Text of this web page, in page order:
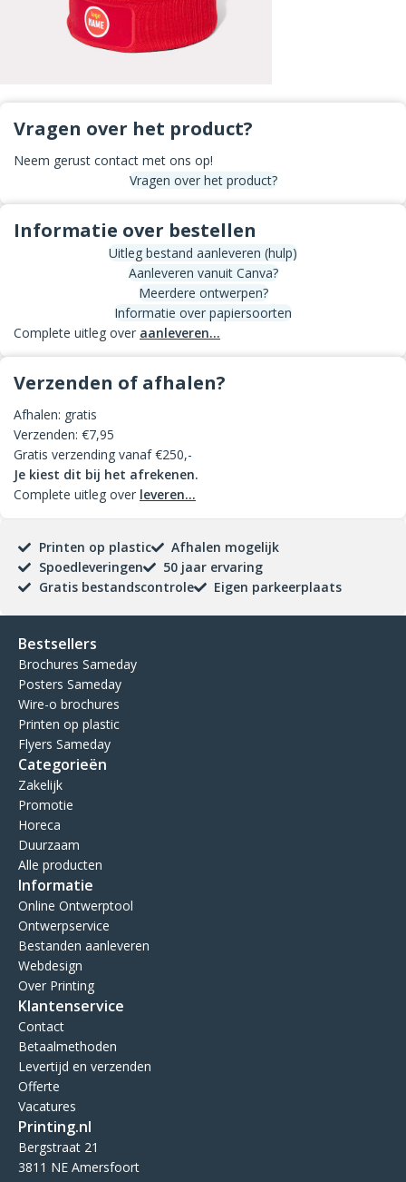
Vragen over het product?
Neem gerust contact met ons op!
Vragen over het product?
Informatie over bestellen
Uitleg bestand aanleveren (hulp)
Aanleveren vanuit Canva?
Meerdere ontwerpen?
Informatie over papiersoorten
Complete uitleg over aanleveren...
Verzenden of afhalen?
Afhalen: gratis
Verzenden: €7,95
Gratis verzending vanaf €250,-
Je kiest dit bij het afrekenen.
Complete uitleg over leveren...
Printen op plastic
Afhalen mogelijk
Spoedleveringen
50 jaar ervaring
Gratis bestandscontrole
Eigen parkeerplaats
Bestsellers
Brochures Sameday
Posters Sameday
Wire-o brochures
Printen op plastic
Flyers Sameday
Categorieën
Zakelijk
Promotie
Horeca
Duurzaam
Alle producten
Informatie
Online Ontwerptool
Ontwerpservice
Bestanden aanleveren
Webdesign
Over Printing
Klantenservice
Contact
Betaalmethoden
Levertijd en verzenden
Offerte
Vacatures
Printing.nl
Bergstraat 21
3811 NE Amersfoort